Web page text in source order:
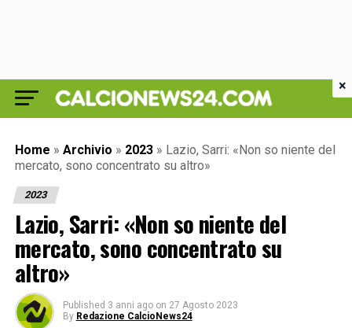
Home » Archivio » 2023 » Lazio, Sarri: «Non so niente del
mercato, sono concentrato su altro»
2023
Lazio, Sarri: «Non so niente del
mercato, sono concentrato su
altro»
Published 3 anni ago on 27 Agosto 2023
By Redazione CalcioNews24
×